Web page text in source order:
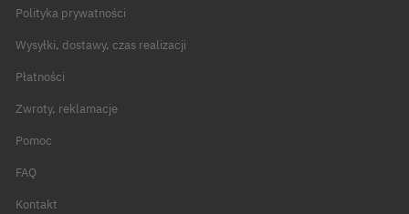
Polityka prywatności
Wysyłki, dostawy, czas realizacji
Płatności
Zwroty, reklamacje
Pomoc
FAQ
Kontakt